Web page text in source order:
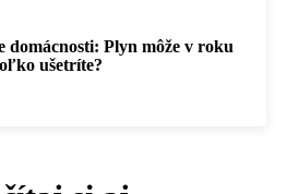
Plyn môže v roku
ušetríte?